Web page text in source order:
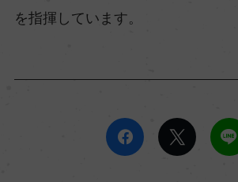
を指揮しています。